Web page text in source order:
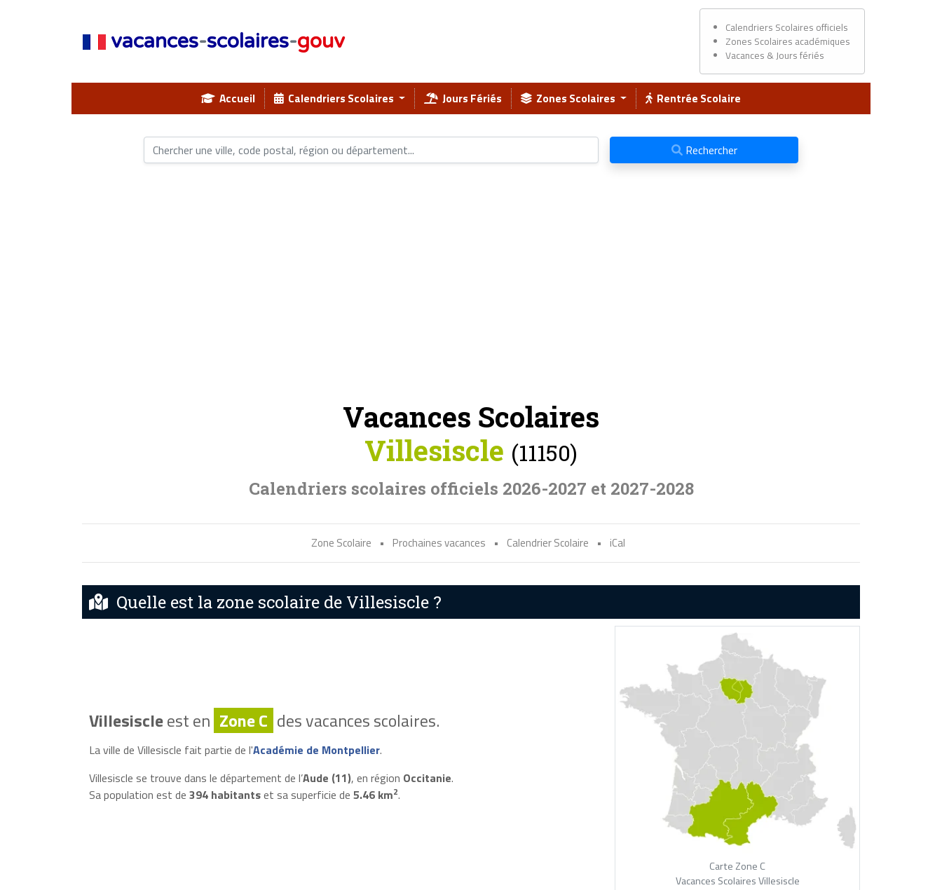
vacances-scolaires-gouv
Calendriers Scolaires officiels
Zones Scolaires académiques
Vacances & Jours fériés
Accueil Calendriers Scolaires Jours Fériés Zones Scolaires Rentrée Scolaire
Rechercher
Vacances Scolaires
Villesiscle (11150)
Calendriers scolaires officiels 2026-2027 et 2027-2028
Zone Scolaire • Prochaines vacances • Calendrier Scolaire • iCal
Quelle est la zone scolaire de Villesiscle ?
Villesiscleest en Zone C des vacances scolaires.
La ville de Villesiscle fait partie de l'Académie de Montpellier.
Villesiscle se trouve dans le département de l’Aude (11), en région Occitanie.
Sa population est de 394 habitantset sa superficie de 5.46 km2.
Carte Zone C
Vacances Scolaires Villesiscle